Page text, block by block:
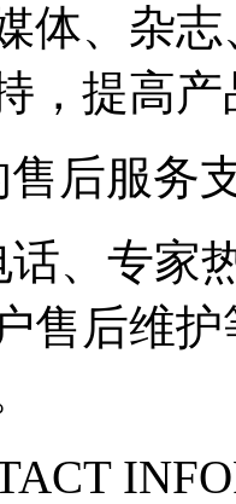
体、杂
，提高
后服务
话、专家
售后维